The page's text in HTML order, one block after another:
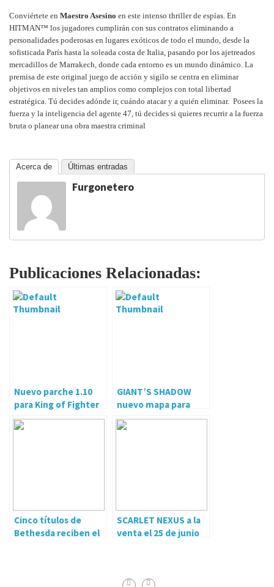
Conviértete en Maestro Asesino en este intenso thriller de espías. En
HITMAN™ los jugadores cumplirán con sus contratos eliminando a
personalidades poderosas en lugares exóticos de todo el mundo, desde la
sofisticada París hasta la soleada costa de Italia, pasando por los ajetreados
mercadillos de Marrakech, donde cada entorno es un mundo dinámico. La
premisa de este original juego de acción y sigilo se centra en eliminar
objetivos en niveles tan amplios como complejos con total libertad
estratégica. Tú decides adónde ir, cuándo atacar y a quién eliminar. Posees la
fuerza y la inteligencia del agente 47, tú decides si quieres recurrir a la fuerza
bruta o planear una obra maestra criminal
Acerca de Últimas entradas
Furgonetero
Publicaciones Relacionadas:
Nuevo parche 1.10
para King of Fighter
XIV este enero
GIANT’S SHADOW
nuevo mapa para
BATTLEFIELD 1
Cinco títulos de
Bethesda reciben el
SCARLET NEXUS a la
venta el 25 de junio